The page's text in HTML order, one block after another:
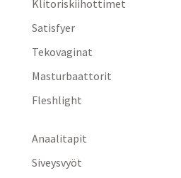
Klitoriskiihottimet
Satisfyer
Tekovaginat
Masturbaattorit
Fleshlight
Anaalitapit
Siveysvyöt